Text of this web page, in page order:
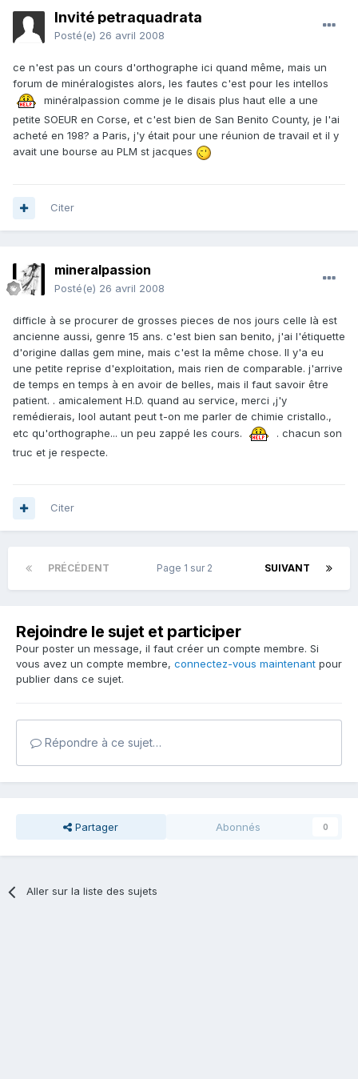
Invité petraquadrata
Posté(e) 26 avril 2008
ce n'est pas un cours d'orthographe ici quand même, mais un
forum de minéralogistes alors, les fautes c'est pour les intellos
minéralpassion comme je le disais plus haut elle a une
petite SOEUR en Corse, et c'est bien de San Benito County, je l'ai
acheté en 198? a Paris, j'y était pour une réunion de travail et il y
avait une bourse au PLM st jacques
Citer
mineralpassion
Posté(e) 26 avril 2008
difficle à se procurer de grosses pieces de nos jours celle là est
ancienne aussi, genre 15 ans. c'est bien san benito, j'ai l'étiquette
d'origine dallas gem mine, mais c'est la même chose. Il y'a eu
une petite reprise d'exploitation, mais rien de comparable. j'arrive
de temps en temps à en avoir de belles, mais il faut savoir être
patient. . amicalement H.D. quand au service, merci ,j'y
remédierais, lool autant peut t-on me parler de chimie cristallo.,
etc qu'orthographe... un peu zappé les cours.
. chacun son
truc et je respecte.
Citer
PRÉCÉDENT SUIVANT
Page 1 sur 2
Rejoindre le sujet et participer
Pour poster un message, il faut créer un compte membre. Si
vous avez un compte membre, connectez-vous maintenant pour
publier dans ce sujet.
Répondre à ce sujet…
Partager Abonnés 0
Aller sur la liste des sujets